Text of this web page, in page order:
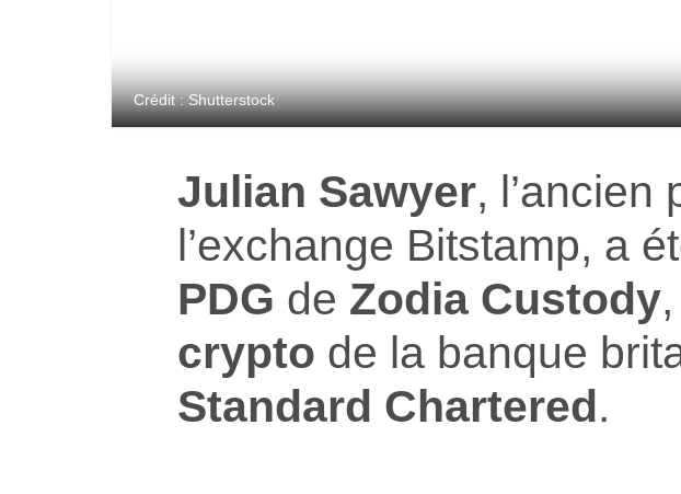
Crédit : Shutterstock
Julian Sawyer, l’ancien
l’exchange Bitstamp, a
PDG de Zodia Custody
crypto de la banque
Standard Chartered.